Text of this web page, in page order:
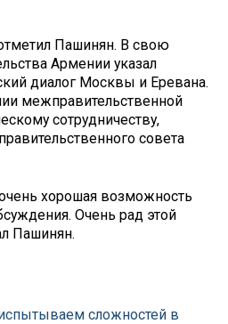
Пашинян. В свою
Армении указал
диалог Москвы и Еревана.
межправительственной
сотрудничеству,
совета
хорошая возможность
Очень рад этой
Пашинян.
сложностей в